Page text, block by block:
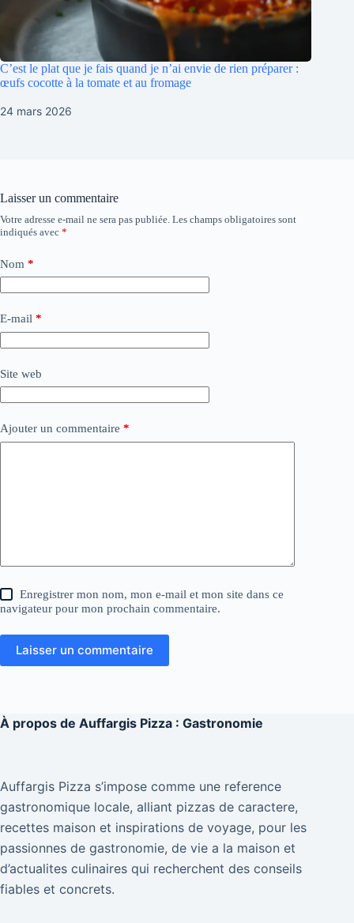
C’est le plat que je fais quand je n’ai envie de rien préparer :
œufs cocotte à la tomate et au fromage
24 mars 2026
Laisser un commentaire
Votre adresse e-mail ne sera pas publiée. Les champs obligatoires sont
indiqués avec *
Nom *
E-mail *
Site web
Ajouter un commentaire *
Enregistrer mon nom, mon e-mail et mon site dans ce
navigateur pour mon prochain commentaire.
Laisser un commentaire
À propos de Auffargis Pizza : Gastronomie
Auffargis Pizza s’impose comme une reference
gastronomique locale, alliant pizzas de caractere,
recettes maison et inspirations de voyage, pour les
passionnes de gastronomie, de vie a la maison et
d’actualites culinaires qui recherchent des conseils
fiables et concrets.